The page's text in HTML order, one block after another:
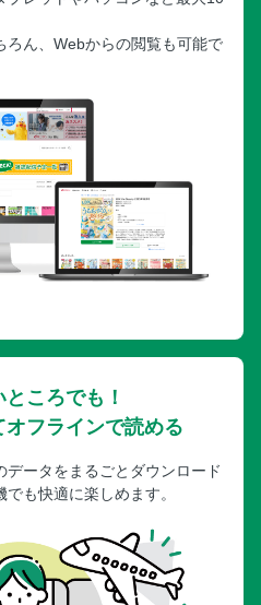
コレ！
と原因
使い方
ろん、Webからの閲覧も可能で
ころでも！
フラインで読める
ータをまるごとダウンロード
も快適に楽しめます。